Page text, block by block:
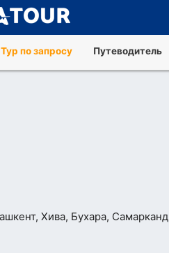
Тур по запросу Путеводитель